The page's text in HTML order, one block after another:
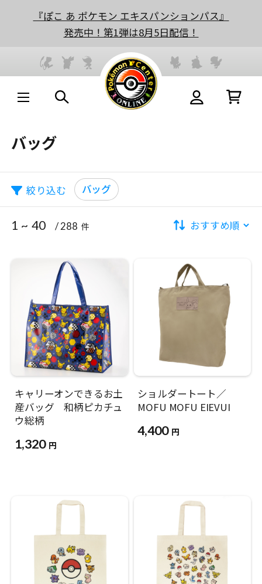
『ぽこ あ ポケモン エキスパンションパス』
発売中！第1弾は8月5日配信！
バッグ
絞り込む バッグ
1 ~ 40 / 288 件
キャリーオンできるお土
産バッグ 和柄ピカチュ
ウ総柄
1,320 円
ショルダートート／
MOFU MOFU EIEVUI
4,400 円